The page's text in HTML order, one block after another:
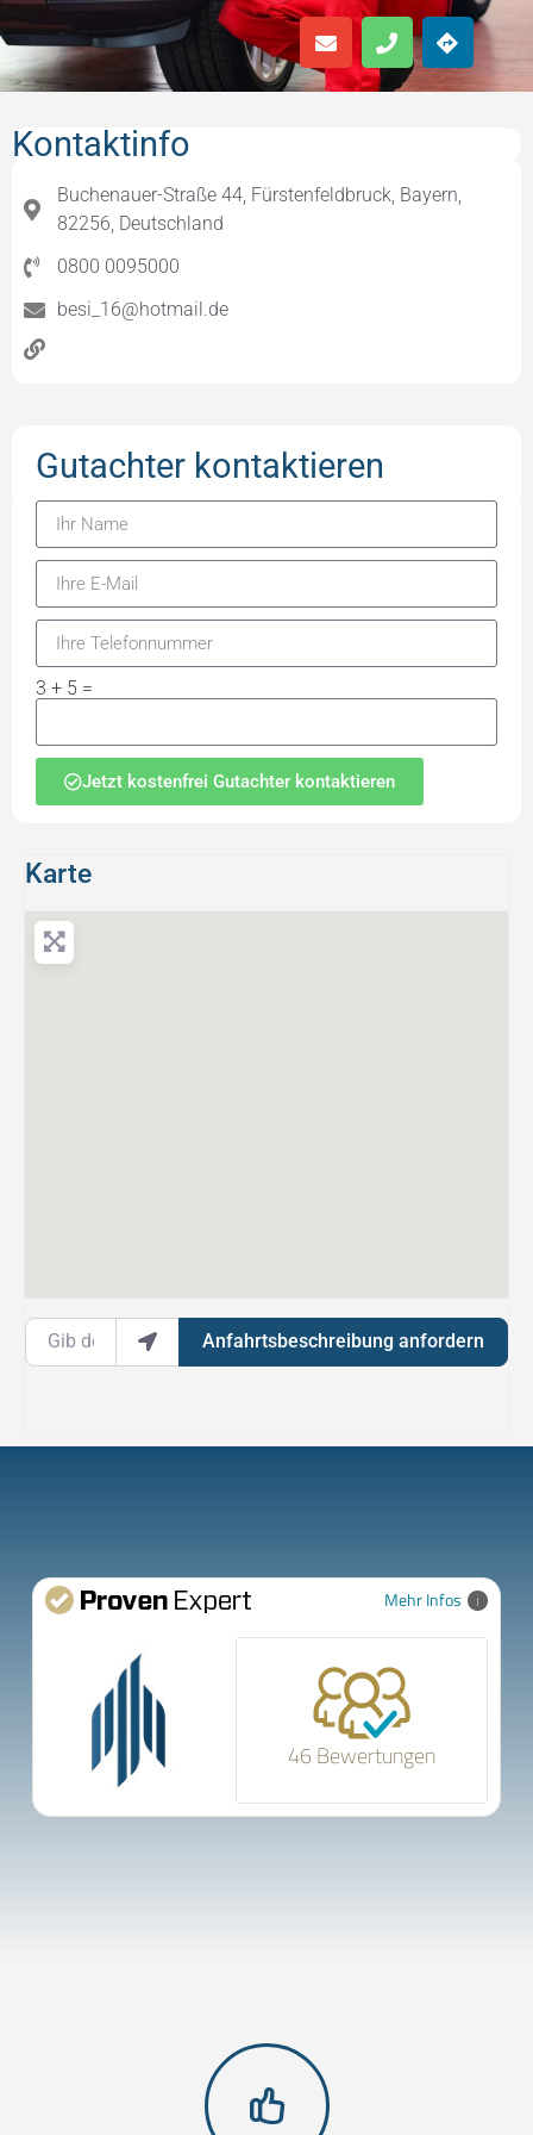
Karte
Gib deinen Standort ein.
Anfahrtsbeschreibung anfordern
Kontaktinfo
Buchenauer-Straße 44, Fürstenfeldbruck, Bayern,
82256, Deutschland
0800 0095000
besi_16@hotmail.de
Gutachter kontaktieren
3 + 5 =
Jetzt kostenfrei Gutachter kontaktieren
Mehr Infos
46 Bewertungen